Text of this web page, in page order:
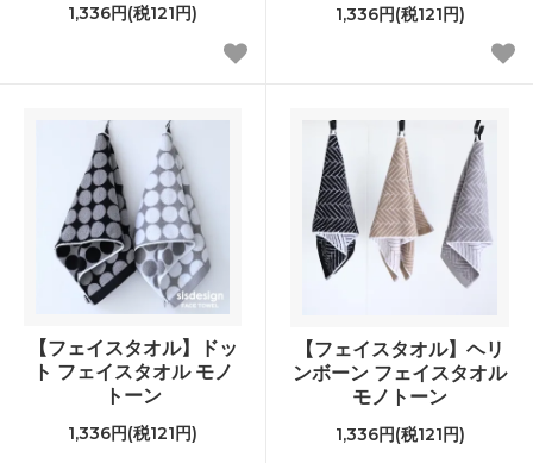
1,336円(税121円) 1,336円(税121円)
【フェイスタオル】ドッ
ト フェイスタオル モノ
トーン
1,336円(税121円)
【フェイスタオル】ヘリ
ンボーン フェイスタオル
モノトーン
1,336円(税121円)